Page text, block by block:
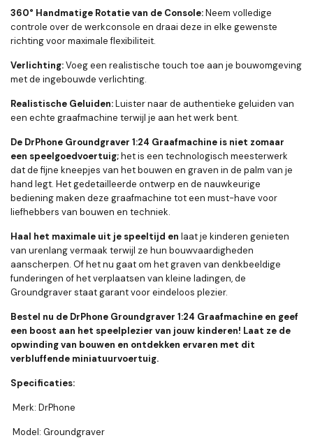
360° Handmatige Rotatie van de Console:Neem volledige
controle over de werkconsole en draai deze in elke gewenste
richting voor maximale flexibiliteit.
Verlichting:Voeg een realistische touch toe aan je bouwomgeving
met de ingebouwde verlichting.
Realistische Geluiden:Luister naar de authentieke geluiden van
een echte graafmachine terwijl je aan het werk bent.
De DrPhone Groundgraver 1:24 Graafmachine is niet zomaar
een speelgoedvoertuig;het is een technologisch meesterwerk
dat de fijne kneepjes van het bouwen en graven in de palm van je
hand legt. Het gedetailleerde ontwerp en de nauwkeurige
bediening maken deze graafmachine tot een must-have voor
liefhebbers van bouwen en techniek.
Haal het maximale uit je speeltijd en laat je kinderen genieten
van urenlang vermaak terwijl ze hun bouwvaardigheden
aanscherpen. Of het nu gaat om het graven van denkbeeldige
funderingen of het verplaatsen van kleine ladingen, de
Groundgraver staat garant voor eindeloos plezier.
Bestel nu de DrPhone Groundgraver 1:24 Graafmachine en geef
een boost aan het speelplezier van jouw kinderen! Laat ze de
opwinding van bouwen en ontdekken ervaren met dit
verbluffende miniatuurvoertuig.
Specificaties:
Merk: DrPhone
Model: Groundgraver